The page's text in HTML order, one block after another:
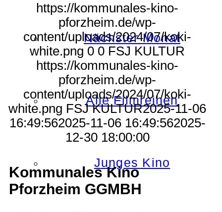
Nächster Monat
Alle Filmreihen
Junges Kino
https://kommunales-kino-
pforzheim.de/wp-
content/uploads/2024/07/koki-
white.png 0 0 FSJ KULTUR
https://kommunales-kino-
pforzheim.de/wp-
content/uploads/2024/07/koki-
white.png FSJ KULTUR2025-11-06
16:49:562025-11-06 16:49:562025-
12-30 18:00:00
Kommunales Kino
Pforzheim GGMBH